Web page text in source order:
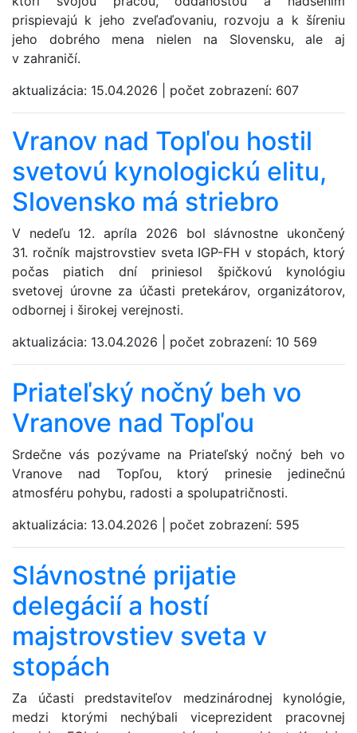
prispievajú k jeho zveľaďovaniu, rozvoju a k šíreniu
jeho dobrého mena nielen na Slovensku, ale aj
v zahraničí.
aktualizácia: 15.04.2026 počet zobrazení: 607
Vranov nad Topľou hostil
svetovú kynologickú elitu,
Slovensko má striebro
V nedeľu 12. apríla 2026 bol slávnostne ukončený
31. ročník majstrovstiev sveta IGP-FH v stopách, ktorý
počas piatich dní priniesol špičkovú kynológiu
svetovej úrovne za účasti pretekárov, organizátorov,
odbornej i širokej verejnosti.
aktualizácia: 13.04.2026 počet zobrazení: 10 569
Priateľský nočný beh vo
Vranove nad Topľou
Srdečne vás pozývame na Priateľský nočný beh vo
Vranove nad Topľou, ktorý prinesie jedinečnú
atmosféru pohybu, radosti a spolupatričnosti.
aktualizácia: 13.04.2026 počet zobrazení: 595
Slávnostné prijatie
delegácií a hostí
majstrovstiev sveta v
stopách
Za účasti predstaviteľov medzinárodnej kynológie,
medzi ktorými nechýbali viceprezident pracovnej